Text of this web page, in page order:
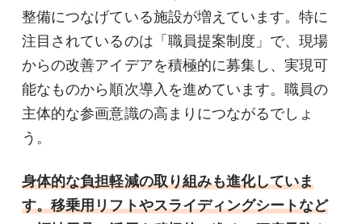
整備につなげている施設が増えています。特に
注目されているのは「職員提案制度」で、現場
からの改善アイデアを積極的に募集し、実現可
能なものから順次導入を進めています。職員の
主体的な参画意識の高まりにつながるでしょ
う。
身体的な負担軽減の取り組みも進化していま
す。移乗用リフトやスライディングシートなど